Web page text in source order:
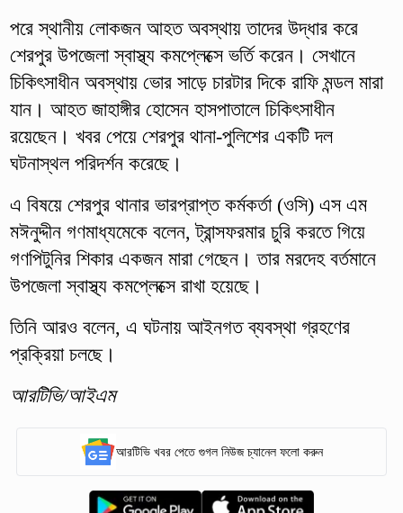
পরে স্থানীয় লোকজন আহত অবস্থায় তাদের উদ্ধার করে
শেরপুর উপজেলা স্বাস্থ্য কমপ্লেক্সে ভর্তি করেন। সেখানে
চিকিৎসাধীন অবস্থায় ভোর সাড়ে চারটার দিকে রাফি মন্ডল মারা
যান। আহত জাহাঙ্গীর হোসেন হাসপাতালে চিকিৎসাধীন
রয়েছেন। খবর পেয়ে শেরপুর থানা-পুলিশের একটি দল
ঘটনাস্থল পরিদর্শন করেছে।
এ বিষয়ে শেরপুর থানার ভারপ্রাপ্ত কর্মকর্তা (ওসি) এস এম
মঈনুদ্দীন গণমাধ্যমেকে বলেন, ট্রান্সফরমার চুরি করতে গিয়ে
গণপিটুনির শিকার একজন মারা গেছেন। তার মরদেহ বর্তমানে
উপজেলা স্বাস্থ্য কমপ্লেক্সে রাখা হয়েছে।
তিনি আরও বলেন, এ ঘটনায় আইনগত ব্যবস্থা গ্রহণের
প্রক্রিয়া চলছে।
আরটিভি/আইএম
আরটিভি খবর পেতে গুগল নিউজ চ্যানেল ফলো করুন